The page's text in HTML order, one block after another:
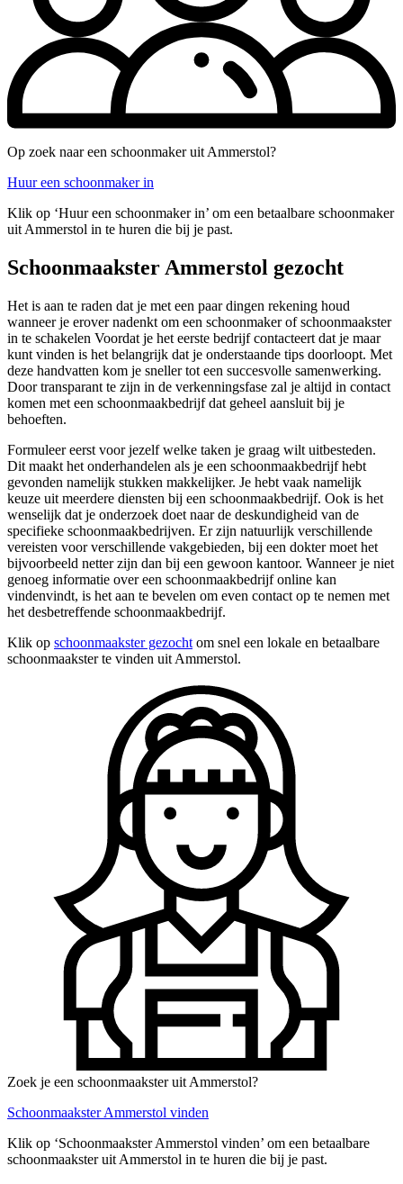
Op zoek naar een schoonmaker uit Ammerstol?
Huur een schoonmaker in
Klik op ‘Huur een schoonmaker in’ om een betaalbare schoonmaker
uit Ammerstol in te huren die bij je past.
Schoonmaakster Ammerstol gezocht
Het is aan te raden dat je met een paar dingen rekening houd
wanneer je erover nadenkt om een schoonmaker of schoonmaakster
in te schakelen Voordat je het eerste bedrijf contacteert dat je maar
kunt vinden is het belangrijk dat je onderstaande tips doorloopt. Met
deze handvatten kom je sneller tot een succesvolle samenwerking.
Door transparant te zijn in de verkenningsfase zal je altijd in contact
komen met een schoonmaakbedrijf dat geheel aansluit bij je
behoeften.
Formuleer eerst voor jezelf welke taken je graag wilt uitbesteden.
Dit maakt het onderhandelen als je een schoonmaakbedrijf hebt
gevonden namelijk stukken makkelijker. Je hebt vaak namelijk
keuze uit meerdere diensten bij een schoonmaakbedrijf. Ook is het
wenselijk dat je onderzoek doet naar de deskundigheid van de
specifieke schoonmaakbedrijven. Er zijn natuurlijk verschillende
vereisten voor verschillende vakgebieden, bij een dokter moet het
bijvoorbeeld netter zijn dan bij een gewoon kantoor. Wanneer je niet
genoeg informatie over een schoonmaakbedrijf online kan
vindenvindt, is het aan te bevelen om even contact op te nemen met
het desbetreffende schoonmaakbedrijf.
Klik op schoonmaakster gezocht om snel een lokale en betaalbare
schoonmaakster te vinden uit Ammerstol.
Zoek je een schoonmaakster uit Ammerstol?
Schoonmaakster Ammerstol vinden
Klik op ‘Schoonmaakster Ammerstol vinden’ om een betaalbare
schoonmaakster uit Ammerstol in te huren die bij je past.